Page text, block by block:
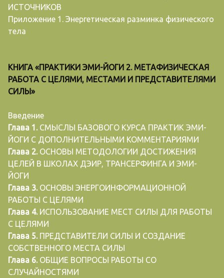
ИСТОЧНИКОВ
Приложение 1. Энергетическая разминка физического
тела
КНИГА «ПРАКТИКИ ЭМИ-ЙОГИ 2. МЕТАФИЗИЧЕСКАЯ
РАБОТА С ЦЕЛЯМИ, МЕСТАМИ И ПРЕДСТАВИТЕЛЯМИ
СИЛЫ»
Введение
Глава 1. СМЫСЛЫ БАЗОВОГО КУРСА ПРАКТИК ЭМИ-
ЙОГИ С ДОПОЛНИТЕЛЬНЫМИ КОММЕНТАРИЯМИ
Глава 2.ОСНОВЫ МЕТОДОЛОГИИ ДОСТИЖЕНИЯ
ЦЕЛЕЙ В ШКОЛАХ ДЭИР, ТРАНСЕРФИНГА И ЭМИ-
ЙОГИ
Глава 3.ОСНОВЫ ЭНЕРГОИНФОРМАЦИОННОЙ
РАБОТЫ С ЦЕЛЯМИ
Глава 4.ИСПОЛЬЗОВАНИЕ МЕСТ СИЛЫ ДЛЯ РАБОТЫ
С ЦЕЛЯМИ
Глава 5. ПРЕДСТАВИТЕЛИ СИЛЫ И СОЗДАНИЕ
СОБСТВЕННОГО МЕСТА СИЛЫ
Глава 6.ОБЩИЕ ВОПРОСЫ РАБОТЫ СО
СЛУЧАЙНОСТЯМИ